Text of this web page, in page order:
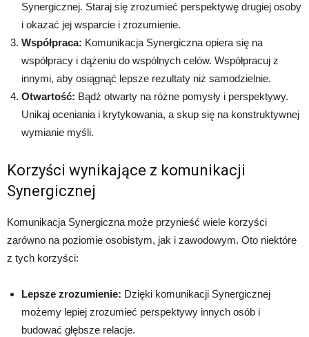
Synergicznej. Staraj się zrozumieć perspektywę drugiej osoby
i okazać jej wsparcie i zrozumienie.
Współpraca: Komunikacja Synergiczna opiera się na
współpracy i dążeniu do wspólnych celów. Współpracuj z
innymi, aby osiągnąć lepsze rezultaty niż samodzielnie.
Otwartość: Bądź otwarty na różne pomysły i perspektywy.
Unikaj oceniania i krytykowania, a skup się na konstruktywnej
wymianie myśli.
Korzyści wynikające z komunikacji
Synergicznej
Komunikacja Synergiczna może przynieść wiele korzyści
zarówno na poziomie osobistym, jak i zawodowym. Oto niektóre
z tych korzyści:
Lepsze zrozumienie: Dzięki komunikacji Synergicznej
możemy lepiej zrozumieć perspektywy innych osób i
budować głębsze relacje.